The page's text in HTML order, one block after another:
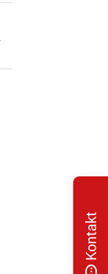
Kontakt